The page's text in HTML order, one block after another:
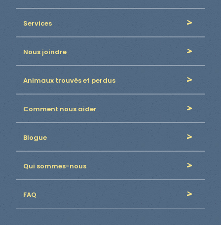
Services
Nous joindre
Animaux trouvés et perdus
Comment nous aider
Blogue
Qui sommes-nous
FAQ